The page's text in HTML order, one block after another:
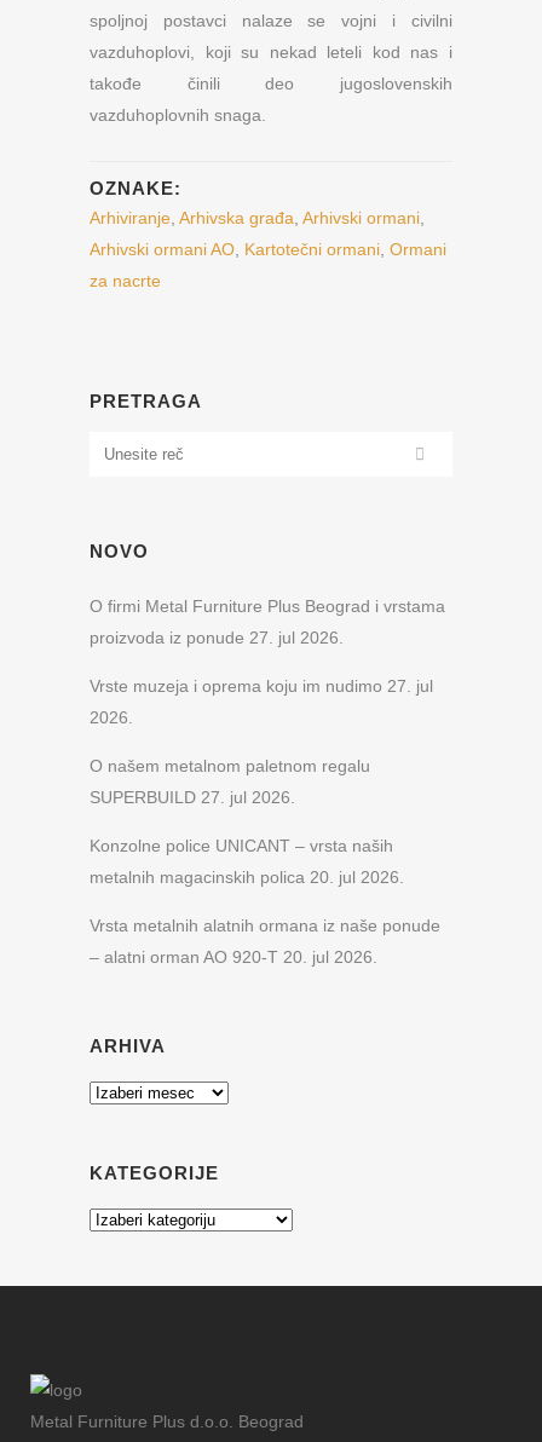
spoljnoj postavci nalaze se vojni i civilni
vazduhoplovi, koji su nekad leteli kod nas i
takođe činili deo jugoslovenskih
vazduhoplovnih snaga.
OZNAKE:
Arhiviranje Arhivska građa Arhivski ormani
Arhivski ormani AO Kartotečni ormani Ormani
za nacrte
PRETRAGA
NOVO
O firmi Metal Furniture Plus Beograd i vrstama
proizvoda iz ponude 27. jul 2026.
Vrste muzeja i oprema koju im nudimo 27. jul
2026.
O našem metalnom paletnom regalu
SUPERBUILD 27. jul 2026.
Konzolne police UNICANT – vrsta naših
metalnih magacinskih polica 20. jul 2026.
Vrsta metalnih alatnih ormana iz naše ponude
– alatni orman AO 920-T 20. jul 2026.
ARHIVA
Arhiva
KATEGORIJE
Kategorije
Metal Furniture Plus d.o.o. Beograd